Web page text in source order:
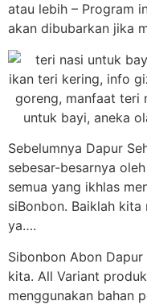
atau lebih – Program
akan dibubarkan jika
Sebelumnya Dapur
sebesar-besarnya
semua yang ikhlas
siBonbon. Baiklah
ya….
Sibonbon Abon
kita. All Variant
menggunakan bahan